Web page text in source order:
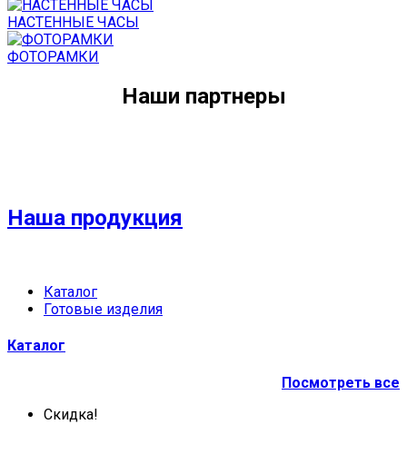
НАСТЕННЫЕ ЧАСЫ
ФОТОРАМКИ
Наши партнеры
Наша продукция
Каталог
Готовые изделия
Каталог
Посмотреть все
Скидка!